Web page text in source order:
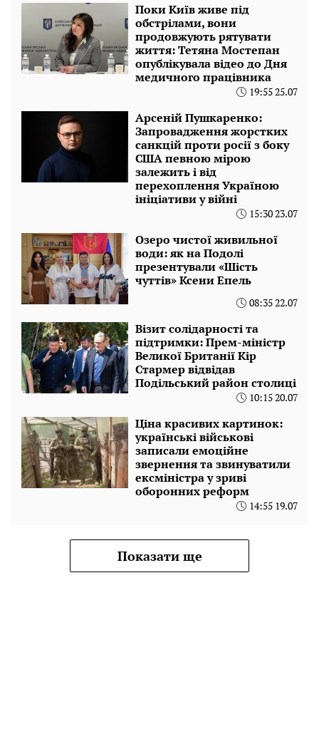
Поки Київ живе під
обстрілами, вони
продовжують рятувати
життя: Тетяна Мостепан
опублікувала відео до Дня
медичного працівника
19:55 25.07
Арсеній Пушкаренко:
Запровадження жорстких
санкцій проти росії з боку
США певною мірою
залежить і від
перехоплення Україною
ініціативи у війні
15:30 23.07
Озеро чистої живильної
води: як на Подолі
презентували «Шість
чуттів» Ксени Епель
08:35 22.07
Візит солідарності та
підтримки: Прем-міністр
Великої Британії Кір
Стармер відвідав
Подільський район столиці
10:15 20.07
Ціна красивих картинок:
українські військові
записали емоційне
звернення та звинуватили
ексміністра у зриві
оборонних реформ
14:55 19.07
Показати ще